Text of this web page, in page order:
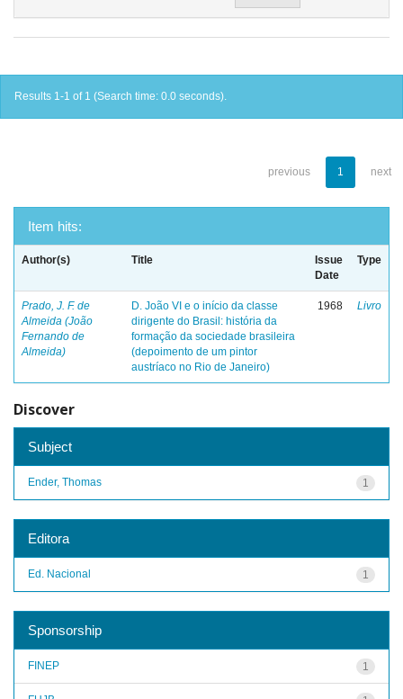
Results 1-1 of 1 (Search time: 0.0 seconds).
previous 1 next
Item hits:
Author(s) Title
Issue
Date
Type
Prado, J. F. de
Almeida (João
Fernando de
Almeida)
D. João VI e o início da classe
dirigente do Brasil: história da
formação da sociedade brasileira
(depoimento de um pintor
austríaco no Rio de Janeiro)
1968 Livro
Discover
Subject
1
Ender, Thomas
Editora
1
Ed. Nacional
Sponsorship
1
FINEP